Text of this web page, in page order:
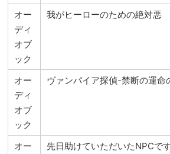
オー
ディ
オブ
ック
我がヒーローのための絶対悪
オー
ディ
オブ
ック
ヴァンパイア探偵-禁断の運命
オー
先日助けていただいたNPCで